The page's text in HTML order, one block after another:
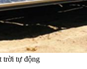
trời tự động